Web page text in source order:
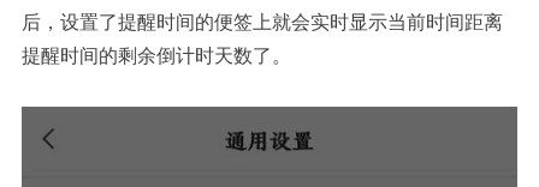
后，设置了提醒时间的便签上就会实时显示当前时间距离
提醒时间的剩余倒计时天数了。